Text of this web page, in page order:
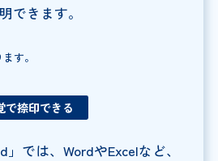
できます。
す。
で捺印できる
」では、WordやExcelなど、